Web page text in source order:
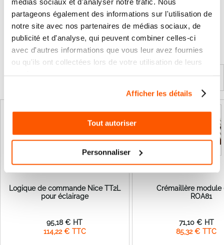
partageons également des informations sur l'utilisation de
notre site avec nos partenaires de médias sociaux, de
publicité et d'analyse, qui peuvent combiner celles-ci
avec d'autres informations que vous leur avez fournies
ou qu'ils ont collectées lors de votre utilisation de leurs
Afficher les détails
Tout autoriser
Personnaliser
Les questions / réponses
Pas encore de questions
Connectez vous pour poser votre question
Logique de commande Nice TT2L
pour éclairage
114,22 €
95,18 €
Crémaillère module
ROA81
85,32 €
71,10 €